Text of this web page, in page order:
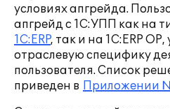
условиях апгрейда.
апгрейд с 1С:УПП как на
1С:ERP, так и на 1С:ERP
отраслевую специфику
пользователя. Список
приведен в Приложении